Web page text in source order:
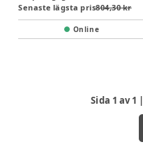
Senaste lägsta pris804,30 kr
Online
Sida 1 av1 |